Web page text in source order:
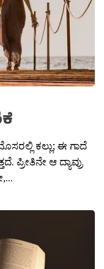
ಕಲ್ಲು; ಈ ಗಾದೆ
ಪ್ರೀತಿನೇ ಆ ದ್ಯಾವ್ರು